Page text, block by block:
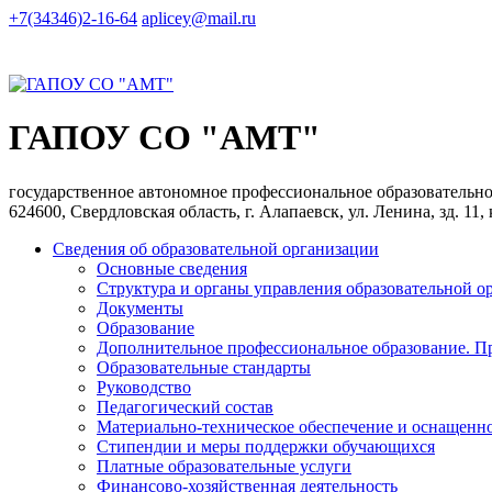
+7(34346)2-16-64 aplicey@mail.ru
ГАПОУ СО "АМТ"
государственное автономное профессиональное
624600, Свердловская область, г. Алапаевск, ул. Ленина, зд. 11,
Сведения об образовательной организации
Основные сведения
Структура и органы управления образовательной
Документы
Образование
Дополнительное профессиональное образование.
Образовательные стандарты
Руководство
Педагогический состав
Материально-техническое обеспечение и
Стипендии и меры поддержки обучающихся
Платные образовательные услуги
Финансово-хозяйственная деятельность